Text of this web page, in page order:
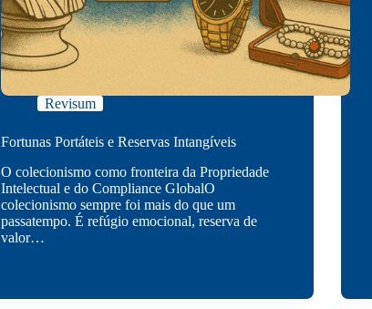
Revisum
Fortunas Portáteis e Reservas Intangíveis
O colecionismo como fronteira da Propriedade
Intelectual e do Compliance GlobalO
colecionismo sempre foi mais do que um
passatempo. É refúgio emocional, reserva de
valor…